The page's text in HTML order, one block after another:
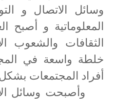
وسائل الاتصال و
المعلوماتية و أصبح
الثقافات والشعوب
خلطة واسعة في
أفراد المجتمعات
وأصبحت وسائل